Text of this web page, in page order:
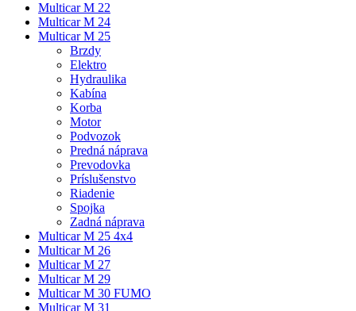
Multicar M 22
Multicar M 24
Multicar M 25
Brzdy
Elektro
Hydraulika
Kabína
Korba
Motor
Podvozok
Predná náprava
Prevodovka
Príslušenstvo
Riadenie
Spojka
Zadná náprava
Multicar M 25 4x4
Multicar M 26
Multicar M 27
Multicar M 29
Multicar M 30 FUMO
Multicar M 31